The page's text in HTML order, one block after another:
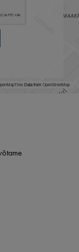
Data from OpenStreetMap